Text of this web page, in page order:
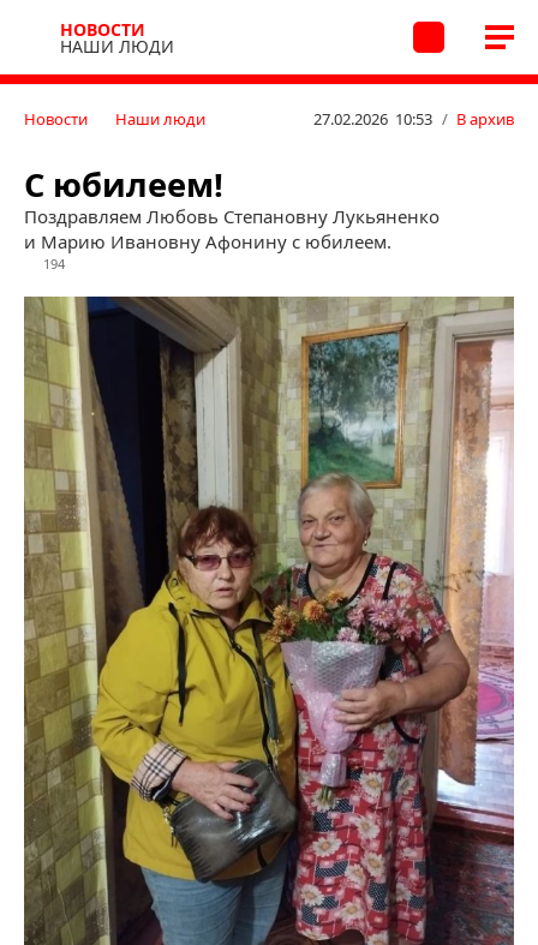
НОВОСТИ
НАШИ ЛЮДИ
Новости Наши люди 27.02.2026 10:53 / В архив
С юбилеем!
Поздравляем Любовь Степановну Лукьяненко
и Марию Ивановну Афонину с юбилеем.
194